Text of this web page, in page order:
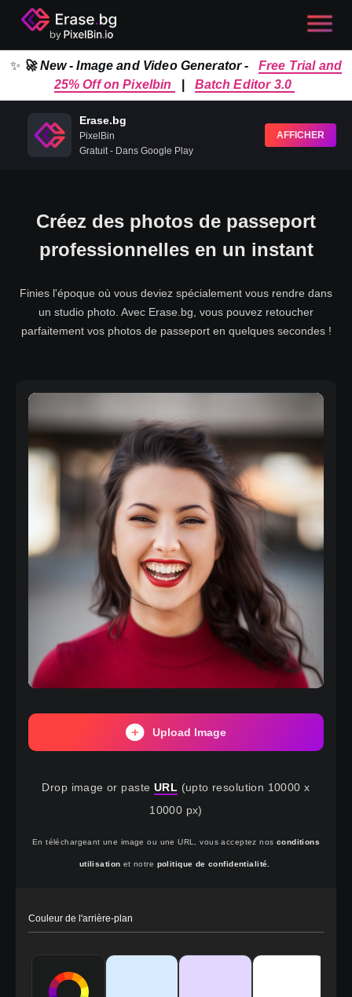
✨ 🚀 New - Image and Video Generator -
Free Trial and
25% Off on Pixelbin
Batch Editor 3.0
Erase.bg
PixelBin
Gratuit - Dans Google Play
AFFICHER
Créez des photos de passeport
professionnelles en un instant
Finies l'époque où vous deviez spécialement vous rendre dans
un studio photo. Avec Erase.bg, vous pouvez retoucher
parfaitement vos photos de passeport en quelques secondes !
Upload Image
Drop image or paste URL (upto resolution 10000 x
10000 px)
En téléchargeant une image ou une URL, vous acceptez nos conditions
utilisation et notre politique de confidentialité.
Couleur de l'arrière-plan